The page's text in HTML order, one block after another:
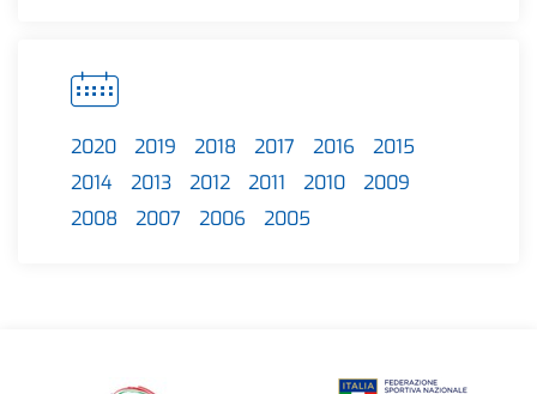
2020 2019 2018 2017 2016
2015
2014
2013 2012 2011 2010
2009
2008
2007 2006 2005